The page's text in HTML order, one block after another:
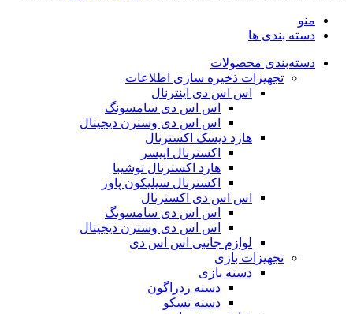
منو
دسته بندی ها
دسته‌بندی محصولات
تجهیزات ذخیره سازی اطلاعات
اس اس دی اینترنال
اس اس دی سامسونگ
اس اس دی وسترن دیجیتال
هارد دیسک اکسترنال
اکسترنال اپیسر
هارد اکسترنال توشیبا
اکسترنال سیلیکون پاور
اس اس دی اکسترنال
اس اس دی سامسونگ
اس اس دی وسترن دیجیتال
لوازم جانبی اس اس دی
تجهیزات بازی
دسته بازی
دسته ردراگون
دسته تسکو